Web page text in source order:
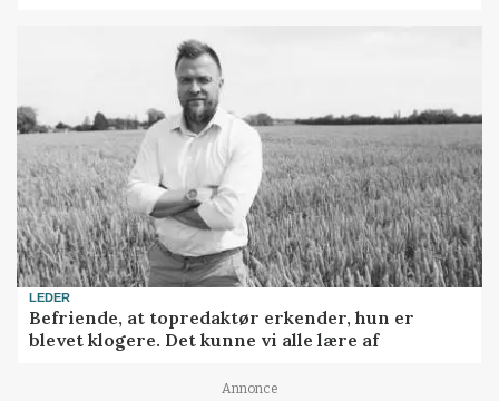
LEDER
Befriende, at topredaktør erkender, hun er
blevet klogere. Det kunne vi alle lære af
Annonce